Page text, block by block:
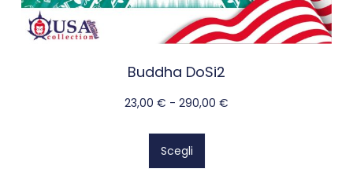
Buddha DoSi2
23,00 € - 290,00 €
Scegli